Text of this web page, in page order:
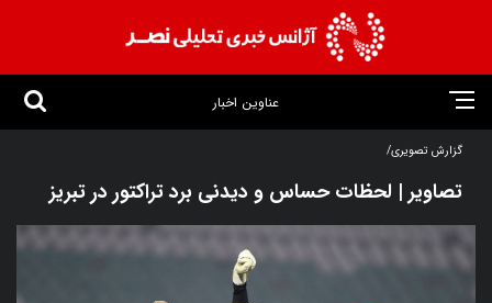
عناوین اخبار
گزارش تصویری/
تصاویر | لحظات حساس و دیدنی برد تراکتور در تبریز